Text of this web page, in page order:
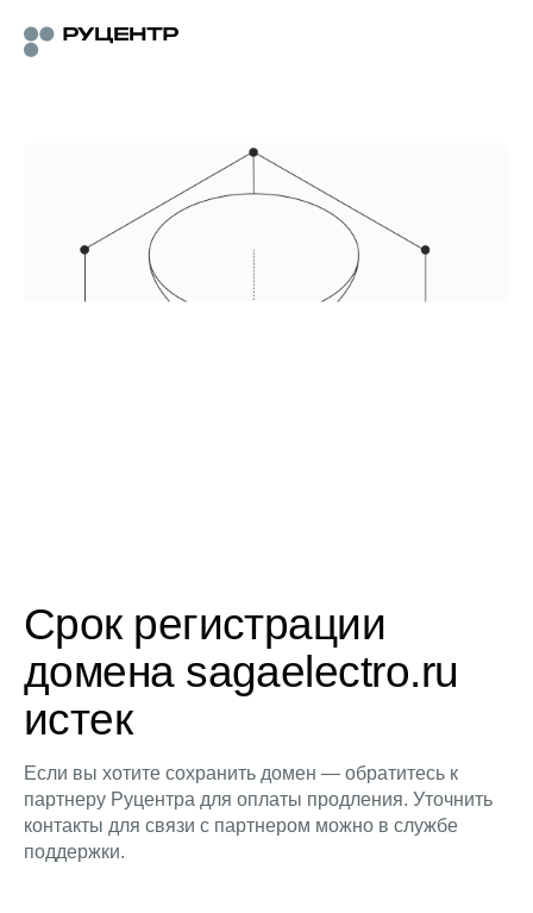
Срок регистрации
домена sagaelectro.ru
истек
Если вы хотите сохранить домен — обратитесь к
партнеру Руцентра для оплаты продления. Уточнить
контакты для связи с партнером можно в службе
поддержки.